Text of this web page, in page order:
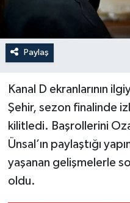
Paylaş
Kanal D ekranlarının
Şehir, sezon finalinde
kilitledi. Başrollerini
Ünsal’ın paylaştığı
yaşanan gelişmelerle
oldu.